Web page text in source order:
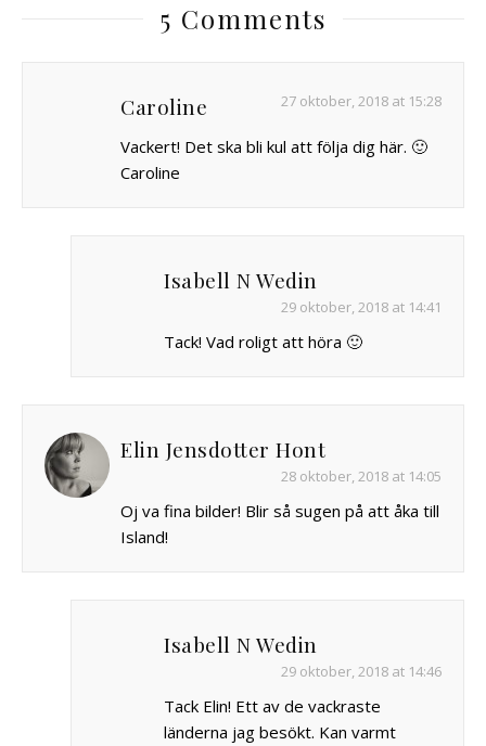
5 Comments
Caroline 27 oktober, 2018 at 15:28
Vackert! Det ska bli kul att följa dig här. 🙂
Caroline
Isabell N Wedin
29 oktober, 2018 at 14:41
Tack! Vad roligt att höra 🙂
Elin Jensdotter Hont
28 oktober, 2018 at 14:05
Oj va fina bilder! Blir så sugen på att åka till
Island!
Isabell N Wedin
29 oktober, 2018 at 14:46
Tack Elin! Ett av de vackraste
länderna jag besökt. Kan varmt